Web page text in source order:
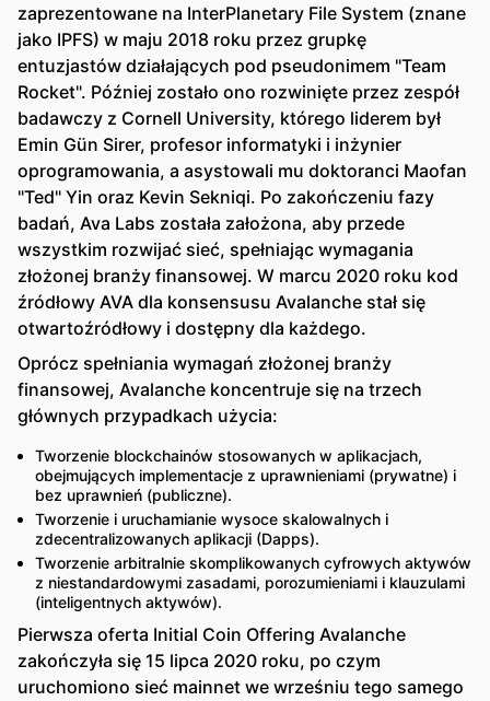
zaprezentowane na InterPlanetary File System (znane
jako IPFS) w maju 2018 roku przez grupkę
entuzjastów działających pod pseudonimem "Team
Rocket". Później zostało ono rozwinięte przez zespół
badawczy z Cornell University, którego liderem był
Emin Gün Sirer, profesor informatyki i inżynier
oprogramowania, a asystowali mu doktoranci Maofan
"Ted" Yin oraz Kevin Sekniqi. Po zakończeniu fazy
badań, Ava Labs została założona, aby przede
wszystkim rozwijać sieć, spełniając wymagania
złożonej branży finansowej. W marcu 2020 roku kod
źródłowy AVA dla konsensusu Avalanche stał się
otwartoźródłowy i dostępny dla każdego.
Oprócz spełniania wymagań złożonej branży
finansowej, Avalanche koncentruje się na trzech
głównych przypadkach użycia:
Tworzenie blockchainów stosowanych w aplikacjach,
obejmujących implementacje z uprawnieniami (prywatne) i
bez uprawnień (publiczne).
Tworzenie i uruchamianie wysoce skalowalnych i
zdecentralizowanych aplikacji (Dapps).
Tworzenie arbitralnie skomplikowanych cyfrowych aktywów
z niestandardowymi zasadami, porozumieniami i klauzulami
(inteligentnych aktywów).
Pierwsza oferta Initial Coin Offering Avalanche
zakończyła się 15 lipca 2020 roku, po czym
uruchomiono sieć mainnet we wrześniu tego samego